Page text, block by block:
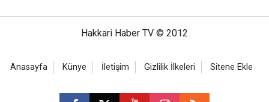
Hakkari Haber TV © 2012
Anasayfa Künye İletişim Gizlilik İlkeleri Sitene Ekle